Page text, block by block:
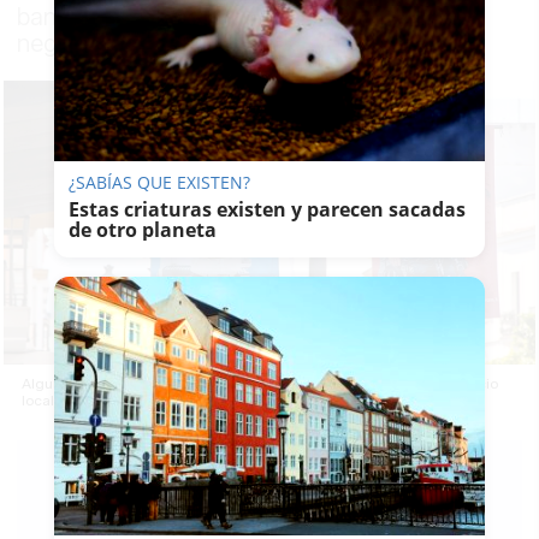
banderolas por las calles del centro a
negocios de toda la ciudad
Algunos comerciantes que ponen rostro en la campaña del comercio
local en Jerez.
PABLO FDEZ.
QUINTANILLA
17/06/2026Actualizado: 17/06/2026 - 18:32
¿SABÍAS QUE EXISTEN?
Estas criaturas existen y parecen sacadas
de otro planeta